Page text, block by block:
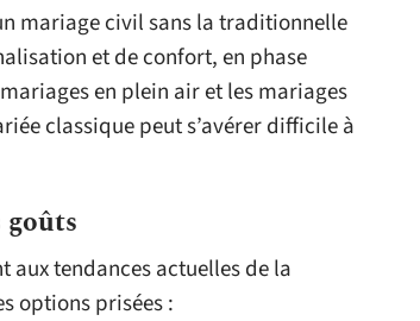
mariage civil sans la traditionnelle
et de confort, en phase
en plein air et les mariages
classique peut s’avérer difficile à
aux tendances actuelles de la
options prisées :